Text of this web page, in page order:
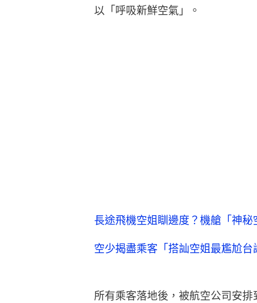
以「呼吸新鮮空氣」。
長途飛機空姐瞓邊度？機艙「神
空少揭盡乘客「搭訕空姐最尷尬
所有乘客落地後，被航空公司安